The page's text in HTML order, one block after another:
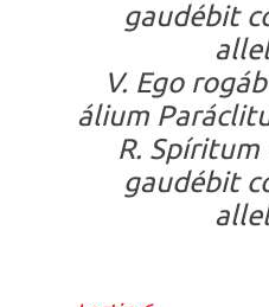
gaudébit
V. Ego
álium
R.
gaudébit